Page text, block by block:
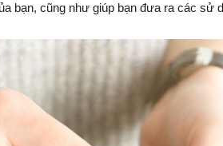
bạn, cũng như giúp bạn đưa ra các sử